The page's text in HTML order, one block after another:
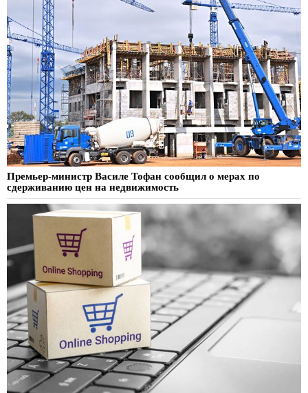
Премьер-министр Василе Тофан сообщил о мерах по
сдерживанию цен на недвижимость